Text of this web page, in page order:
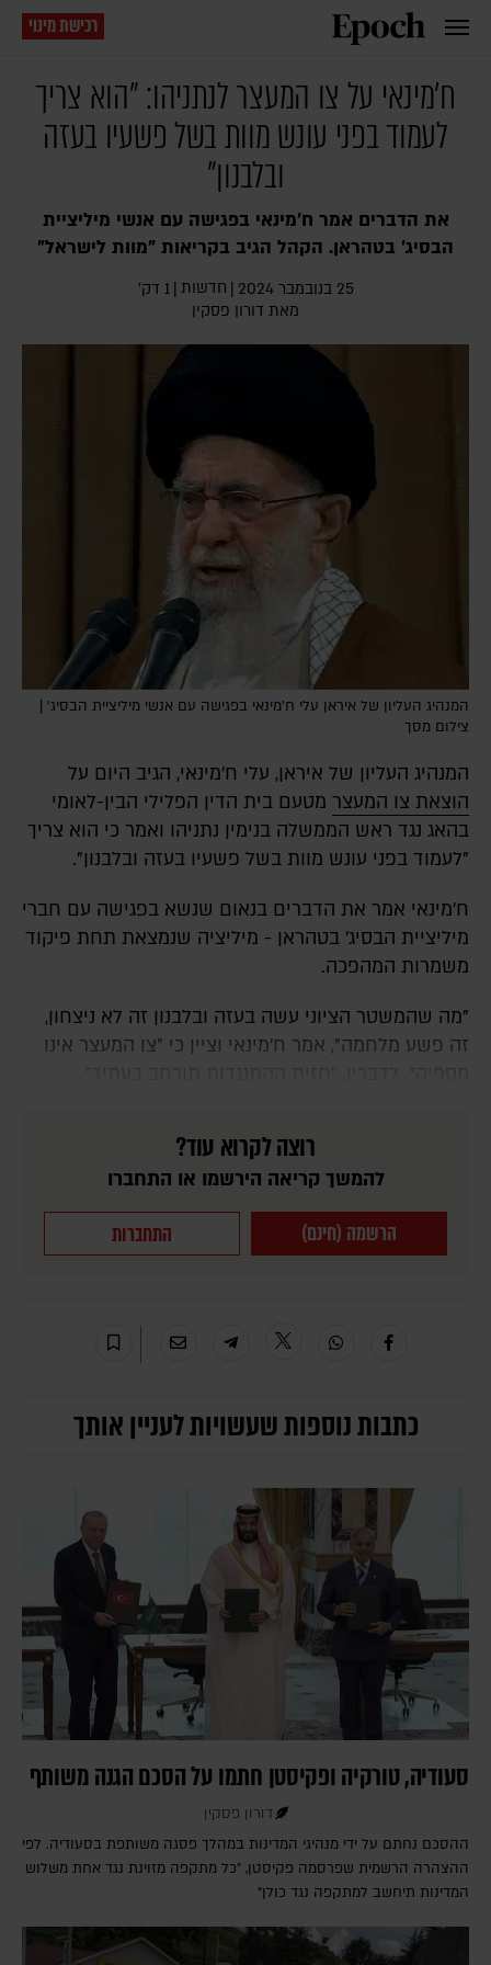
רכישת מינוי
ח'מינאי על צו המעצר לנתניהו: "הוא צריך
לעמוד בפני עונש מוות בשל פשעיו בעזה
ובלבנון"
את הדברים אמר ח'מינאי בפגישה עם אנשי מיליציית
הבסיג' בטהראן. הקהל הגיב בקריאות "מוות לישראל"
25 בנובמבר 2024 | חדשות | 1 דק׳
מאת דורון פסקין
המנהיג העליון של איראן עלי ח'מינאי בפגישה עם אנשי מיליציית הבסיג' |
צילום מסך
המנהיג העליון של איראן, עלי ח'מינאי, הגיב היום על
הוצאת צו המעצר מטעם בית הדין הפלילי הבין-לאומי
בהאג נגד ראש הממשלה בנימין נתניהו ואמר כי הוא צריך
"לעמוד בפני עונש מוות בשל פשעיו בעזה ובלבנון".
ח'מינאי אמר את הדברים בנאום שנשא בפגישה עם חברי
מיליציית הבסיג' בטהראן - מיליציה שנמצאת תחת פיקוד
משמרות המהפכה.
"מה שהמשטר הציוני עשה בעזה ובלבנון זה לא ניצחון,
זה פשע מלחמה", אמר ח'מינאי וציין כי "צו המעצר אינו
רוצה לקרוא עוד?
להמשך קריאה הירשמו או התחברו
הרשמה (חינם) התחברות
כתבות נוספות שעשויות לעניין אותך
סעודיה, טורקיה ופקיסטן חתמו על הסכם הגנה משותף
דורון פסקין
ההסכם נחתם על ידי מנהיגי המדינות במהלך פסגה משותפת בסעודיה. לפי
ההצהרה הרשמית שפרסמה פקיסטן, "כל מתקפה מזוינת נגד אחת משלוש
המדינות תיחשב למתקפה נגד כולן"